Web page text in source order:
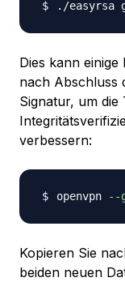
Dies kann
nach Abschluss
Signatur, um die
verbessern:
openvpn --
Kopieren Sie
beiden neuen